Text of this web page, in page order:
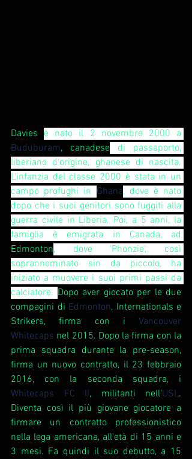
Davies
Buduburam, canadese di passaporto,
liberiano d'origine, ghanese di nascita.
L'infanzia del classe 2000 è stata in un
campo profughi in Ghana, dove è nato
dopo che i suoi genitori sono fuggiti alla
guerra civile in Liberia. Poi, a 5 anni, la
Edmonton, dove 'Phonzie', così
soprannominato sin da piccolo, ha
iniziato a muovere i suoi primi passi da
calciatore. Dopo aver giocato per le due
compagini di Edmonton, Internationals e
Strikers, firma con i Vancouver
Whitecaps nel 2015. Dopo la firma con la
prima squadra durante la pre-season,
firma un nuovo contratto, il 23 febbraio
Whitecaps FC II, militanti nell'USL.
Diventa così il più giovane giocatore a
firmare un contratto professionistico
nella lega americana, all'età di 15 anni e
3 mesi. Fa quindi il suo debutto, a 15